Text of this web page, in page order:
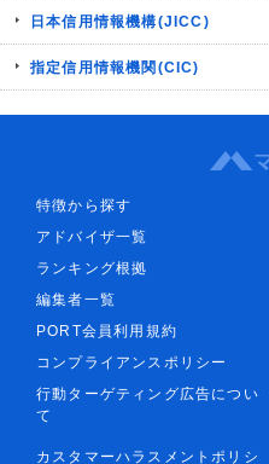
日本信用情報機構(JICC)
指定信用情報機関(CIC)
特徴から探す
アドバイザ一覧
ランキング根拠
編集者一覧
PORT会員利用規約
コンプライアンスポリシー
行動ターゲティング広告につい
て
カスタマーハラスメントポリシ